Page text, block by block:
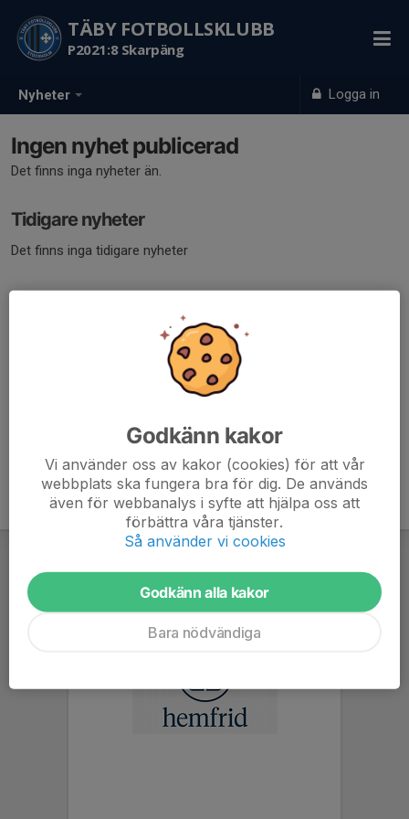
Nyheter Logga in
TÄBY FOTBOLLSKLUBB
P2021:8 Skarpäng
Ingen nyhet publicerad
Det finns inga nyheter än.
Tidigare nyheter
Det finns inga tidigare nyheter
Godkänn kakor
Vi använder oss av kakor (cookies) för att vår
webbplats ska fungera bra för dig. De används
även för webbanalys i syfte att hjälpa oss att
förbättra våra tjänster.
Så använder vi cookies
Godkänn alla kakor
Bara nödvändiga